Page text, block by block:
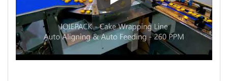
▼ Pasteles de Piña